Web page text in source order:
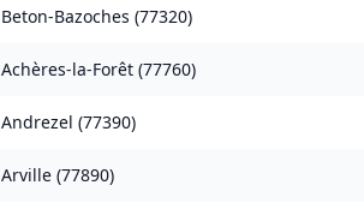
Beton-Bazoches (77320)
Achères-la-Forêt (77760)
Andrezel (77390)
Arville (77890)